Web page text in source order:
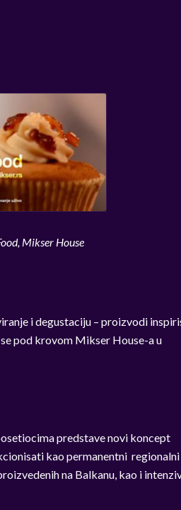
Mikser House
i degustaciju – proizvodi
pod krovom Mikser House-a u
predstave novi koncept
kao permanentni regionalni
na Balkanu, kao i